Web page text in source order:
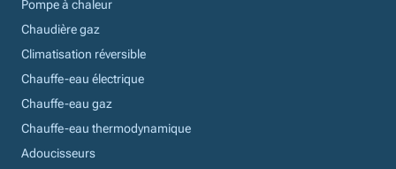
Pompe à chaleur
Chaudière gaz
Climatisation réversible
Chauffe-eau électrique
Chauffe-eau gaz
Chauffe-eau thermodynamique
Adoucisseurs